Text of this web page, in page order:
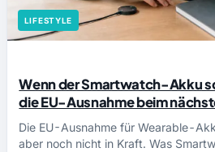
LIFESTYLE
Wenn der Smartwatch-Akku
die EU-Ausnahme beim
Die EU-Ausnahme für Wearable-
aber noch nicht in Kraft. Was